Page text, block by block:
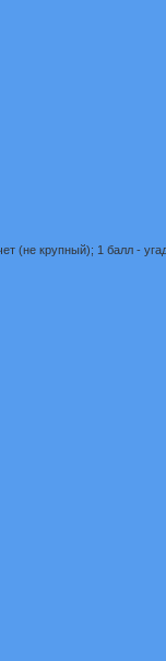
(не крупный); 1 балл -